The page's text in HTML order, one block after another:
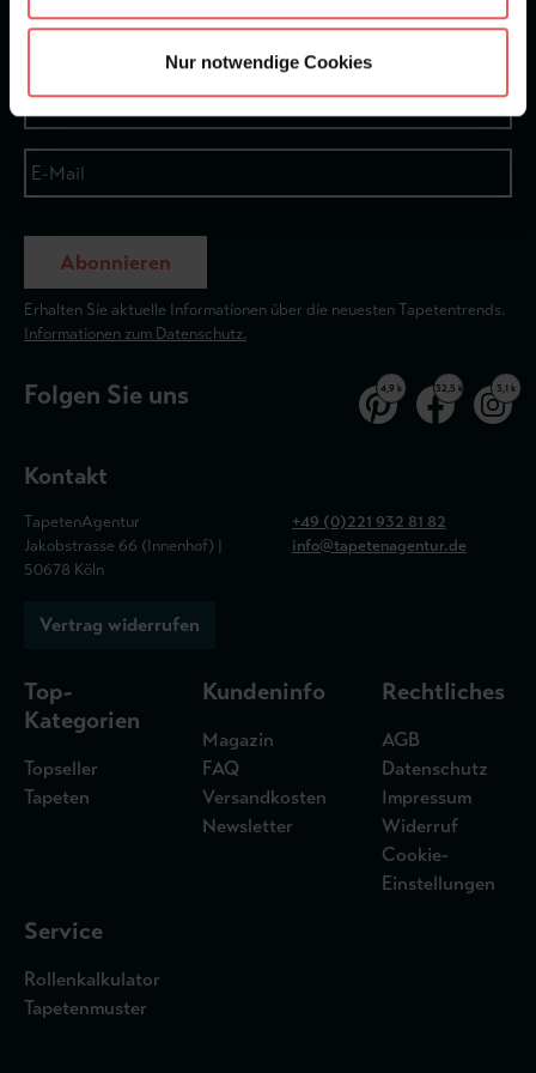
Nur notwendige Cookies
Newsletter
Abonnieren
Erhalten Sie aktuelle Informationen über die neuesten Tapetentrends.
Informationen zum Datenschutz.
Folgen Sie uns 4,9 k 32,5 k 3,1 k
Kontakt
TapetenAgentur
Jakobstrasse 66 (Innenhof) |
50678 Köln
+49 (0)221 932 81 82
info@tapetenagentur.de
Vertrag widerrufen
Top-
Kategorien
Topseller
Tapeten
Kundeninfo
Magazin
FAQ
Versandkosten
Newsletter
Rechtliches
AGB
Datenschutz
Impressum
Widerruf
Cookie-
Einstellungen
Service
Rollenkalkulator
Tapetenmuster